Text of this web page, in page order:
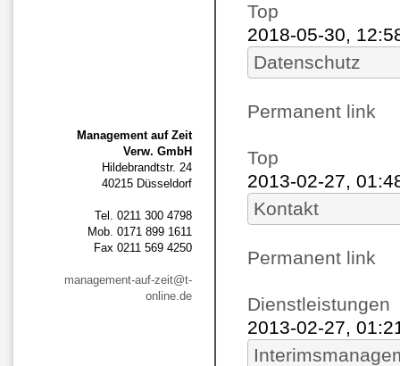
Management auf Zeit
Verw. GmbH
Hildebrandtstr. 24
40215 Düsseldorf
Tel. 0211 300 4798
Mob. 0171 899 1611
Fax 0211 569 4250
management-auf-zeit@t-
online.de
Top
2018-05-30,
Datenschutz
Permanent link
Top
2013-02-27,
Kontakt
Permanent link
Dienstleistungen
2013-02-27,